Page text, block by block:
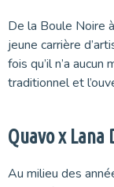
De la Boule Noire
jeune carrière
fois qu’il n’a
traditionnel et
Quavo x Lana
Au milieu des